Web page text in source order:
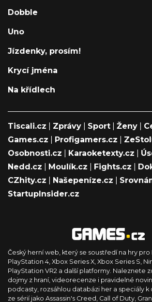
Dobble
Uno
Jízdenky, prosím!
Krycí jména
Na křídlech
Tiscali.cz Zprávy Sport Ženy
Games.cz
Profigamers.cz
Osobnosti.cz
Karaoketexty.cz
Nedd.cz
Moulík.cz Fights.cz
CZhity.cz
Našepeníze.cz
StartupInsider.cz
Český herní web, který se soustředí na hry pro
PlayStation 4, Xbox Series X, Xbox Series S,
PlayStation VR2 a další platformy. Naleznete
dojmy z hraní, videorecenze i pravidelné
podcasty, rozsáhlou databázi her a speciály k
ze sérií jako Assassin's Creed, Call of Duty,